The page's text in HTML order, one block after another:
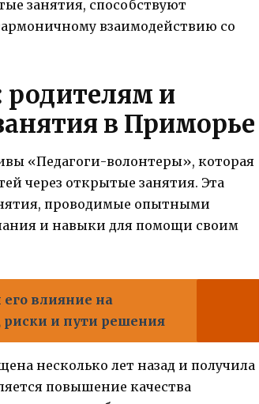
занятия, способствуют
взаимодействию со
и
в Приморье
«Педагоги-волонтеры», которая
через открытые занятия. Эта
проводимые опытными
и навыки для помощи своим
влияние на
риски и пути решения
несколько лет назад и получила
повышение качества